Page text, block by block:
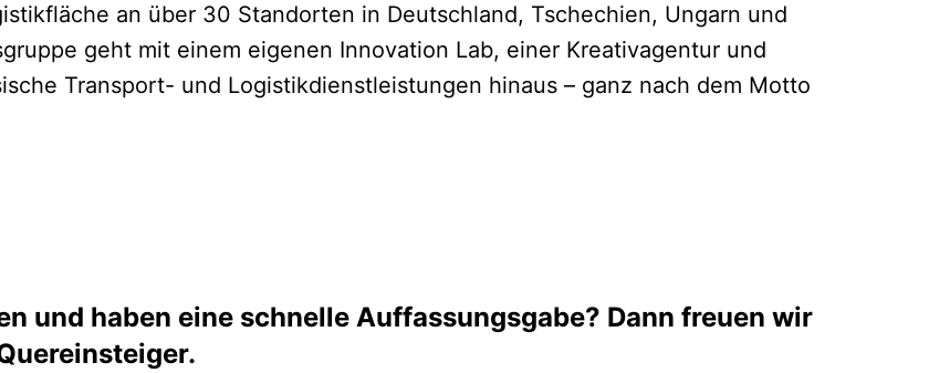
an über 30 Standorten in Deutschland, Tschechien, Ungarn und
geht mit einem eigenen Innovation Lab, einer Kreativagentur und
Transport- und Logistikdienstleistungen hinaus – ganz nach dem Motto
und haben eine schnelle Auffassungsgabe? Dann freuen wir